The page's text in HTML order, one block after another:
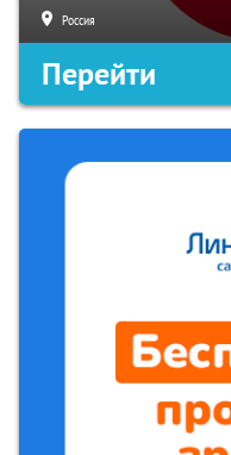
Россия
Перейти